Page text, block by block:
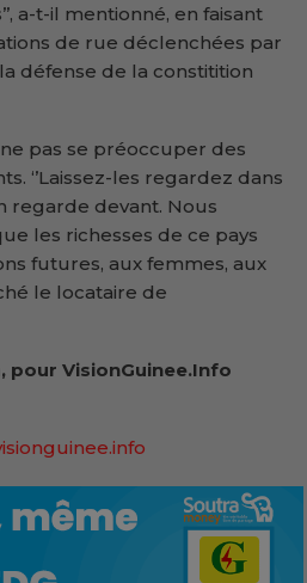
a-t-il mentionné, en faisant
de rue déclenchées par
défense de la constitition
pas se préoccuper des
‘’Laissez-les regardez dans
regarde devant. Nous
les richesses de ce pays
futures, aux femmes, aux
le locataire de
pour VisionGuinee.Info